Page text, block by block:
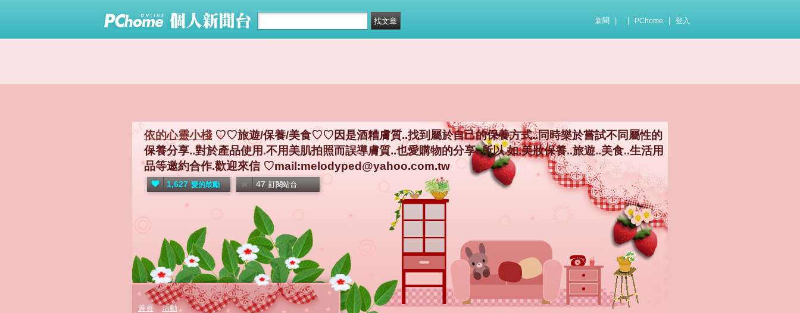
新聞 PChome 登入
依的心靈小棧 ♡♡旅遊/保養/美食♡♡因是酒糟膚質..找到屬於自己的保養方式..同時樂於嘗試不同屬性的
保養分享..對於產品使用.不用美肌拍照而誤導膚質..也愛購物的分享..所以.如.美妝保養..旅遊..美食..生活用
品等邀約合作.歡迎來信 ♡mail:melodyped@yahoo.com.tw
1,627 愛的鼓勵 47 訂閱站台
首頁 活動